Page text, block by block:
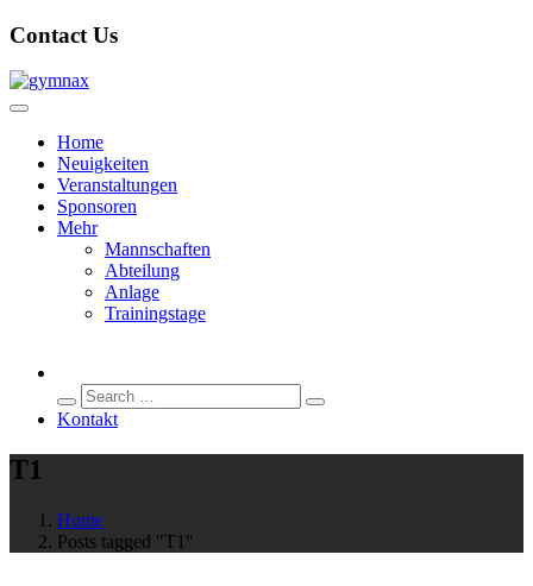
Contact Us
Home
Neuigkeiten
Veranstaltungen
Sponsoren
Mehr
Mannschaften
Abteilung
Anlage
Trainingstage
Search
for:
Search
Kontakt
T1
Home
Posts tagged "T1"